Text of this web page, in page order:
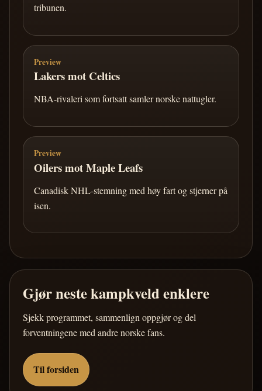
tribunen.
Preview
Lakers mot Celtics
NBA-rivaleri som fortsatt samler norske nattugler.
Preview
Oilers mot Maple Leafs
Canadisk NHL-stemning med høy fart og stjerner på
isen.
Gjør neste kampkveld enklere
Sjekk programmet, sammenlign oppgjør og del
forventningene med andre norske fans.
Til forsiden